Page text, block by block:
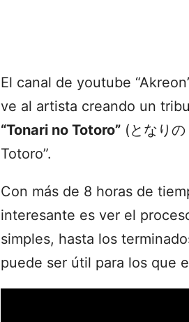
El canal de youtube
ve al artista creando un
“Tonari no Totoro” (となりの
Totoro”.
Con más de 8 horas de
interesante es ver el
simples, hasta los
puede ser útil para los que